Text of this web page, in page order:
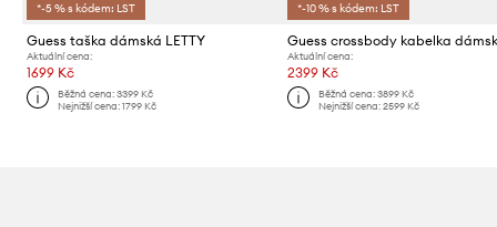
*-5 % s kódem: LST
Guess taška dámská LETTY
Aktuální cena:
1699 Kč
Běžná cena:3399 Kč
Nejnižší cena:1799 Kč
*-10 % s kódem: LST
Aktuální cena:
2399 Kč
Běžná cena: 3899 Kč
Nejnižší cena: 2599 Kč